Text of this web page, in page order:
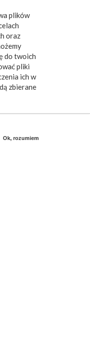
plików
oraz
do twoich
pliki
ich w
zbierane
Ok, rozumiem